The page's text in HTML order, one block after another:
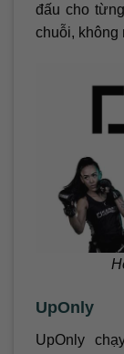
đấu cho
chuỗi, không
UpOnly
UpOnly